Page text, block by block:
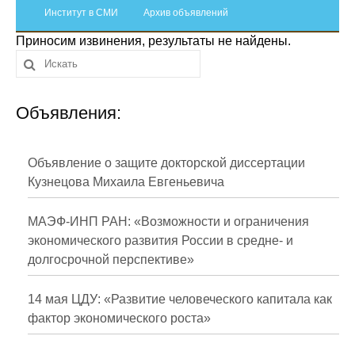
Отчетность
Противодействие коррупции
Материалы для СМИ
Публикации
Научная жизнь
Проблемы прогнозирования
О журнале
Номера журналов
Институт в СМИ Архив объявлений
Приносим извинения, результаты не найдены.
Объявления:
Объявление о защите докторской диссертации
Кузнецова Михаила Евгеньевича
МАЭФ-ИНП РАН: «Возможности и ограничения
экономического развития России в средне- и
долгосрочной перспективе»
14 мая ЦДУ: «Развитие человеческого капитала как
фактор экономического роста»